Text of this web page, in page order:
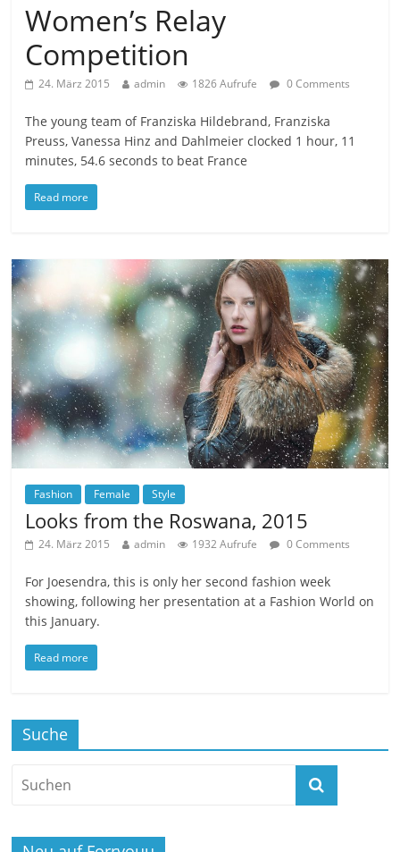
Women’s Relay
Competition
24. März 2015 admin 1826 Aufrufe 0 Comments
The young team of Franziska Hildebrand, Franziska
Preuss, Vanessa Hinz and Dahlmeier clocked 1 hour, 11
minutes, 54.6 seconds to beat France
Read more
Fashion Female Style
Looks from the Roswana, 2015
24. März 2015 admin 1932 Aufrufe 0 Comments
For Joesendra, this is only her second fashion week
showing, following her presentation at a Fashion World on
this January.
Read more
Suche